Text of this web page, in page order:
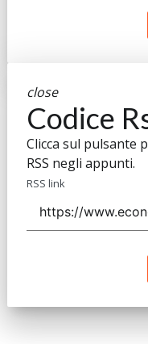
close
Codice
Clicca sul pulsante
RSS negli appunti.
RSS link